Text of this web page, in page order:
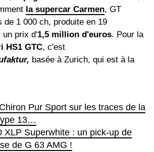
la supercar Carmen, GT
de 1 000 ch, produite en 19
un prix d'1,5 million d'euros. Pour la
HS1 GTC, c'est
basée à Zurich, qui est à la
Pur Sport sur les traces de la
13…
XLP Superwhite : un pick-up de
de G 63 AMG !